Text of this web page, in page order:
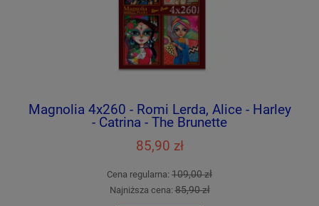
Magnolia 4x260 - Romi Lerda, Alice - Harley
- Catrina - The Brunette
85,90 zł
Cena regularna: 109,00 zł
Najniższa cena:85,90 zł